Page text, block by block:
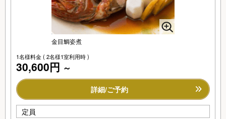
金目鯛姿煮
1名様料金( 2名様1室利用時 )
30,600円 ～
詳細/ご予約
定員